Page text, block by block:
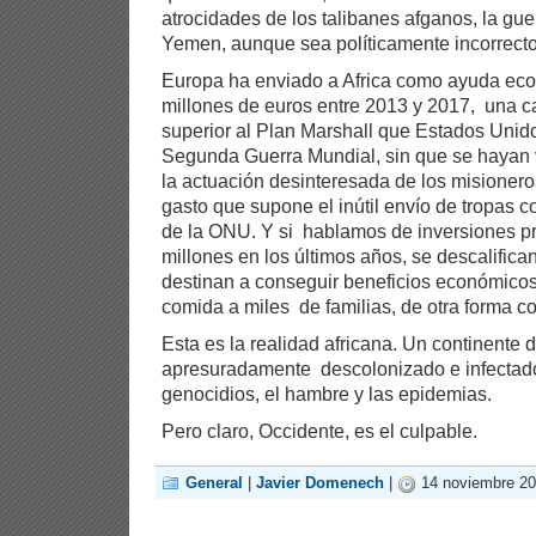
atrocidades de los talibanes afganos, la
Yemen, aunque sea políticamente
Europa ha enviado a Africa como ayuda
millones de euros entre 2013 y 2017, una
superior al Plan Marshall que Estados
Segunda Guerra Mundial, sin que se
la actuación desinteresada de los
gasto que supone el inútil envío de tropas
de la ONU. Y si hablamos de inversiones
millones en los últimos años, se
destinan a conseguir beneficios
comida a miles de familias, de otra forma
Esta es la realidad africana. Un continente
apresuradamente descolonizado e
genocidios, el hambre y las epidemias.
Pero claro, Occidente, es el culpable.
General Javier Domenech 14 noviembre